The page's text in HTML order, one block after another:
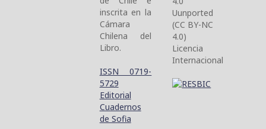
inscrita en la
Cámara
Chilena del
Libro.
ISSN 0719-
5729
Editorial
Cuadernos
de Sofia
Uunported
(CC BY-NC
4.0)
Licencia
Internacional